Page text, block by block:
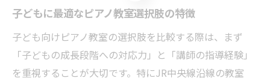
子どもに最適なピアノ教室選択肢の特徴
子ども向けピアノ教室の選択肢を比較する際は、まず
「子どもの成長段階への対応力」と「講師の指導経験」
を重視することが大切です。特にJR中央線沿線の教室